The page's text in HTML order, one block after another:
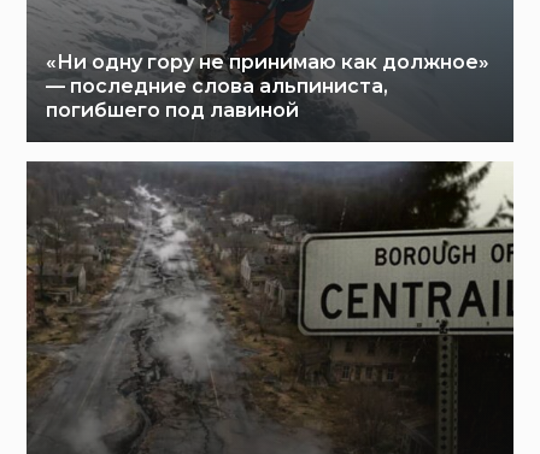
«Ни одну гору не принимаю как должное»
— последние слова альпиниста,
погибшего под лавиной